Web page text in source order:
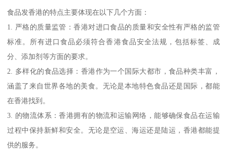
食品发香港的特点主要体现在以下几个方面：
1. 严格的质量监管：香港对进口食品的质量和安全性有严格的监管
标准。所有进口食品必须符合香港食品安全法规，包括标签、成
分、添加剂等方面的要求。
2. 多样化的食品选择：香港作为一个国际大都市，食品种类丰富，
涵盖了来自世界各地的美食。无论是本地特色食品还是国际，都能
在香港找到。
3. 的物流体系：香港拥有的物流和运输网络，能够确保食品在运输
过程中保持新鲜和安全。无论是空运、海运还是陆运，香港都能提
供的服务。